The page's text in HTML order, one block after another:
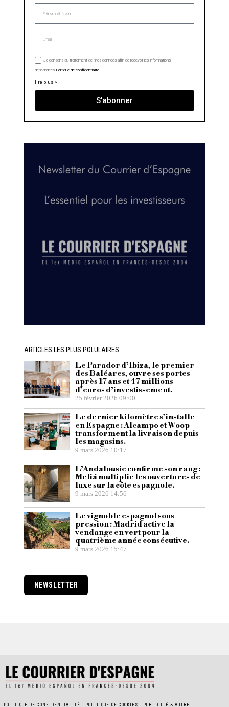
Je consens au traitement de mes données afin de recevoir les informations
demandées.Politique de confidentialité
lire plus >
S'abonner
ARTICLES LES PLUS POLULAIRES
Le Parador d’Ibiza, le premier
des Baléares, ouvre ses portes
après 17 ans et 47 millions
d’euros d’investissement.
25 février 2026 09:00
Le dernier kilomètre s’installe
en Espagne : Alcampo et Woop
transforment la livraison depuis
les magasins.
9 mars 2026 10:17
L’Andalousie confirme son rang :
Meliá multiplie les ouvertures de
luxe sur la côte espagnole.
9 mars 2026 14:56
Le vignoble espagnol sous
pression : Madrid active la
vendange en vert pour la
quatrième année consécutive.
9 mars 2026 15:47
NEWSLETTER
POLITIQUE DE CONFIDENTIALITÉ POLITIQUE DE COOKIES PUBLICITÉ & AUTRE